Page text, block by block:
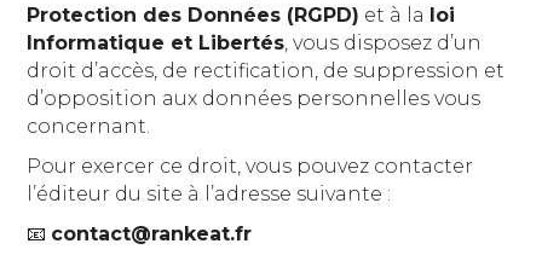
Protection des Données (RGPD) et à la loi
Informatique et Libertés, vous disposez d’un
droit d’accès, de rectification, de suppression et
d’opposition aux données personnelles vous
concernant.
Pour exercer ce droit, vous pouvez contacter
l’éditeur du site à l’adresse suivante :
📧 contact@rankeat.fr